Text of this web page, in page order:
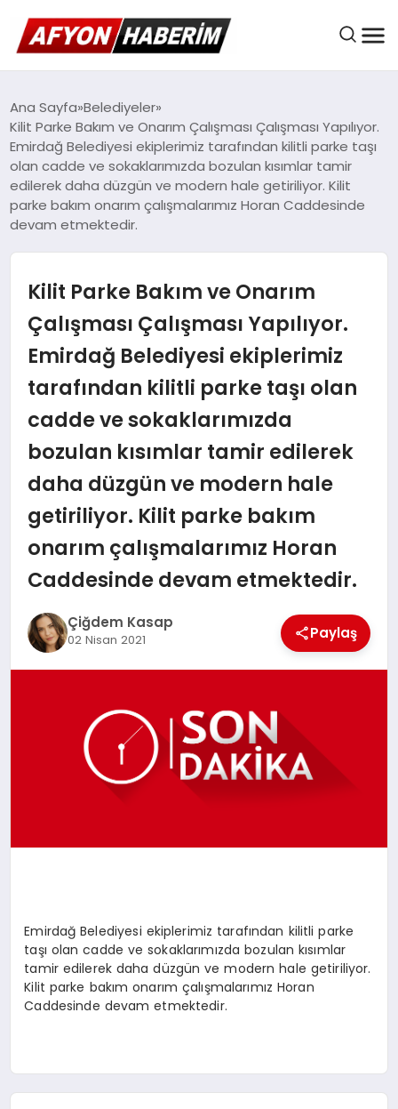
AFYON HABER
GÜNDEM
EKONOMI
DÜNYA
SAĞLIK
TEKNOLOJI
Ana Sayfa Belediyeler
Kilit Parke Bakım ve Onarım Çalışması Çalışması Yapılıyor.
Emirdağ Belediyesi ekiplerimiz tarafından kilitli parke taşı
olan cadde ve sokaklarımızda bozulan kısımlar tamir
edilerek daha düzgün ve modern hale getiriliyor. Kilit
parke bakım onarım çalışmalarımız Horan Caddesinde
devam etmektedir.
Kilit Parke Bakım ve Onarım
Çalışması Çalışması Yapılıyor.
Emirdağ Belediyesi ekiplerimiz
tarafından kilitli parke taşı olan
cadde ve sokaklarımızda
bozulan kısımlar tamir edilerek
daha düzgün ve modern hale
getiriliyor. Kilit parke bakım
onarım çalışmalarımız Horan
Caddesinde devam etmektedir.
Çiğdem Kasap
02 Nisan 2021 Paylaş
Emirdağ Belediyesi ekiplerimiz tarafından kilitli parke
taşı olan cadde ve sokaklarımızda bozulan kısımlar
tamir edilerek daha düzgün ve modern hale getiriliyor.
Kilit parke bakım onarım çalışmalarımız Horan
Caddesinde devam etmektedir.